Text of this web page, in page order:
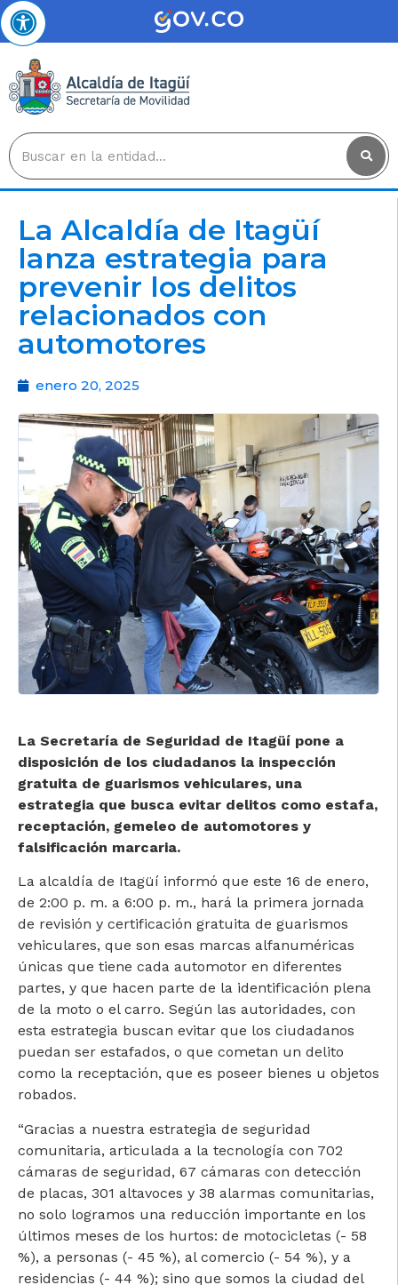
La Alcaldía de Itagüí
lanza estrategia para
prevenir los delitos
relacionados con
automotores
enero 20, 2025
La Secretaría de Seguridad de Itagüí pone a
disposición de los ciudadanos la inspección
gratuita de guarismos vehiculares, una
estrategia que busca evitar delitos como estafa,
receptación, gemeleo de automotores y
falsificación marcaria.
La alcaldía de Itagüí informó que este 16 de enero,
de 2:00 p. m. a 6:00 p. m., hará la primera jornada
de revisión y certificación gratuita de guarismos
vehiculares, que son esas marcas alfanuméricas
únicas que tiene cada automotor en diferentes
partes, y que hacen parte de la identificación plena
de la moto o el carro. Según las autoridades, con
esta estrategia buscan evitar que los ciudadanos
puedan ser estafados, o que cometan un delito
como la receptación, que es poseer bienes u objetos
robados.
“Gracias a nuestra estrategia de seguridad
comunitaria, articulada a la tecnología con 702
cámaras de seguridad, 67 cámaras con detección
de placas, 301 altavoces y 38 alarmas comunitarias,
no solo logramos una reducción importante en los
últimos meses de los hurtos: de motocicletas (- 58
%), a personas (- 45 %), al comercio (- 54 %), y a
residencias (- 44 %); sino que somos la ciudad del